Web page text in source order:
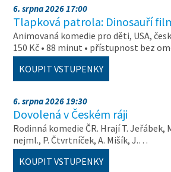
6. srpna 2026 17:00
Tlapková patrola: Dinosauří
Animovaná komedie pro děti, USA,
150 Kč • 88 minut • přístupnost bez
KOUPIT VSTUPENKY
6. srpna 2026 19:30
Dovolená v Českém ráji
Rodinná komedie ČR. Hrají T. Jeřábek,
nejml., P. Čtvrtníček, A. Mišík, J.…
KOUPIT VSTUPENKY